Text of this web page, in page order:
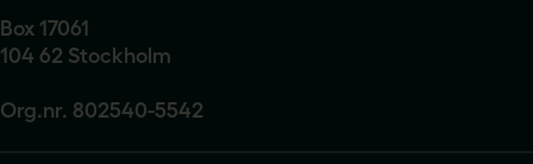
Box 17061
104 62 Stockholm
Org.nr. 802540-5542